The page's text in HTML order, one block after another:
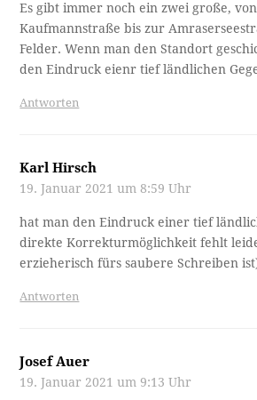
Es gibt immer noch ein zwei große,
Kaufmannstraße bis zur
Felder. Wenn man den Standort
den Eindruck eienr tief ländlichen
Antworten
Karl Hirsch
19. Januar 2021 um 8:59 Uhr
hat man den Eindruck einer tief
direkte Korrekturmöglichkeit fehlt
erzieherisch fürs saubere Schreiben
Antworten
Josef Auer
19. Januar 2021 um 9:13 Uhr